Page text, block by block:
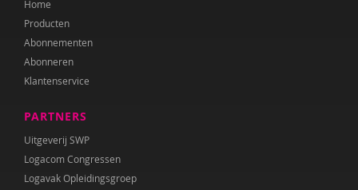
Juul Klarenbeek
Katrien van Laere
Lien Van Laere
Irma Land
Leontien Noorlander
Home
Producten
Abonnementen
Abonneren
Klantenservice
PARTNERS
Uitgeverij SWP
Logacom Congressen
Logavak Opleidingsgroep